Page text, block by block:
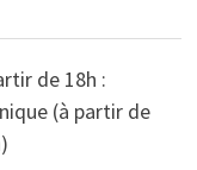
de 18h :
(à partir de